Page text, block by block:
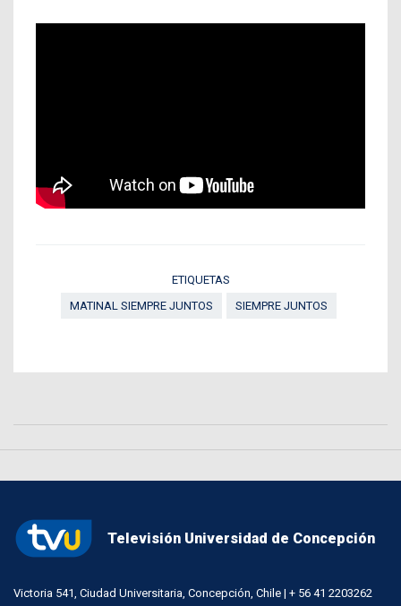
ETIQUETAS
MATINAL SIEMPRE JUNTOS
SIEMPRE JUNTOS
Televisión Universidad de Concepción
Victoria 541, Ciudad Universitaria, Concepción, Chile | + 56 41 2203262